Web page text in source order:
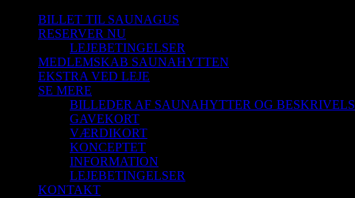
BILLET TIL SAUNAGUS
RESERVER NU
LEJEBETINGELSER
MEDLEMSKAB SAUNAHYTTEN
EKSTRA VED LEJE
SE MERE
BILLEDER AF SAUNAHYTTER OG
GAVEKORT
VÆRDIKORT
KONCEPTET
INFORMATION
LEJEBETINGELSER
KONTAKT